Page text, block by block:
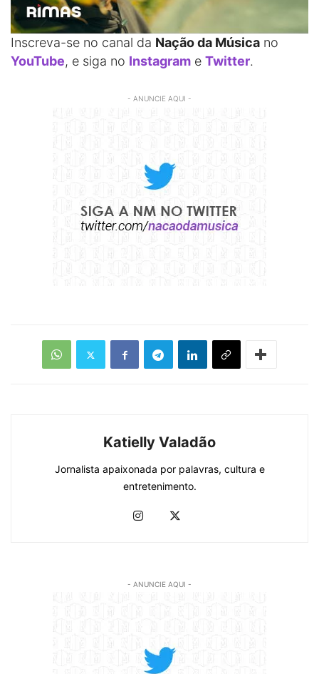
Inscreva-se no canal da Nação da Música no
YouTube, e siga no Instagram e Twitter.
- ANUNCIE AQUI -
Katielly Valadão
Jornalista apaixonada por palavras, cultura e
entretenimento.
- ANUNCIE AQUI -